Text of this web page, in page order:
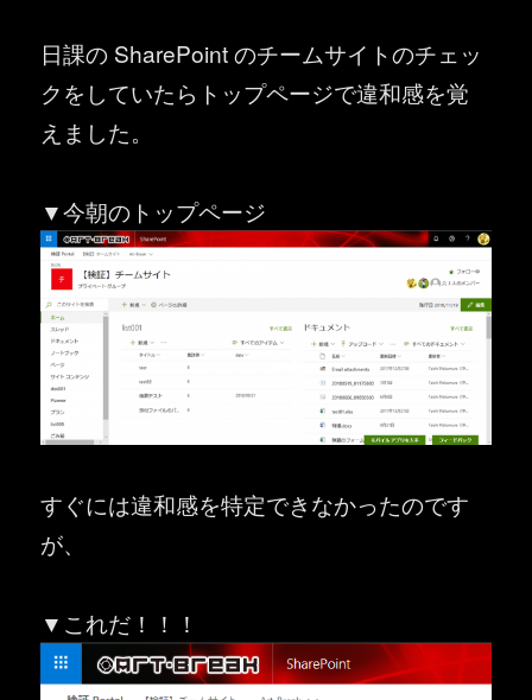
日課の SharePoint のチームサイトのチェッ
クをしていたらトップページで違和感を覚
えました。
▼今朝のトップページ
すぐには違和感を特定できなかったのです
が、
▼これだ！！！